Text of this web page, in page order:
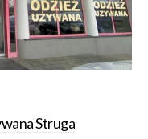
Struga